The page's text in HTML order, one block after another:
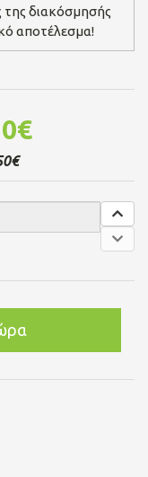
της διακόσμησής
αποτέλεσμα!